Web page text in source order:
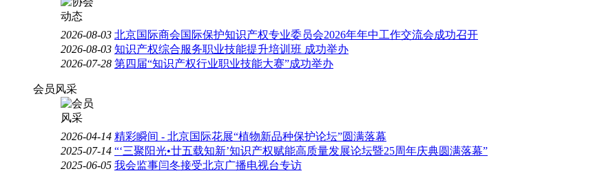
2026-08-03 北京国际商会国际保护知识产权专业委员会2026年年中工作交流会成功召开
2026-08-03 知识产权综合服务职业技能提升培训班 成功举办
2026-07-28 第四届“知识产权行业职业技能大赛”成功举办
会员风采
2026-04-14 精彩瞬间 - 北京国际花展“植物新品种保护论坛”圆满落幕
2025-07-14 “‘三聚阳光•廿五载知新’知识产权赋能高质量发展论坛暨25周年庆典圆满落幕”
2025-06-05 我会监事闫冬接受北京广播电视台专访